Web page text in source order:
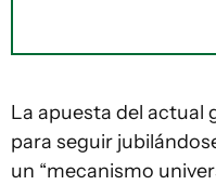
La apuesta del actual
para seguir
un “mecanismo